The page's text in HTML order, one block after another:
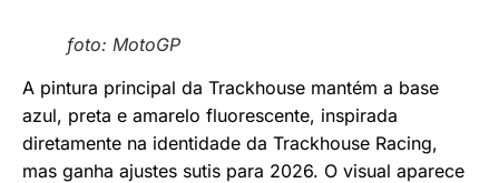
foto: MotoGP
A pintura principal da Trackhouse mantém a base
azul, preta e amarelo fluorescente, inspirada
diretamente na identidade da Trackhouse Racing,
mas ganha ajustes sutis para 2026. O visual aparece